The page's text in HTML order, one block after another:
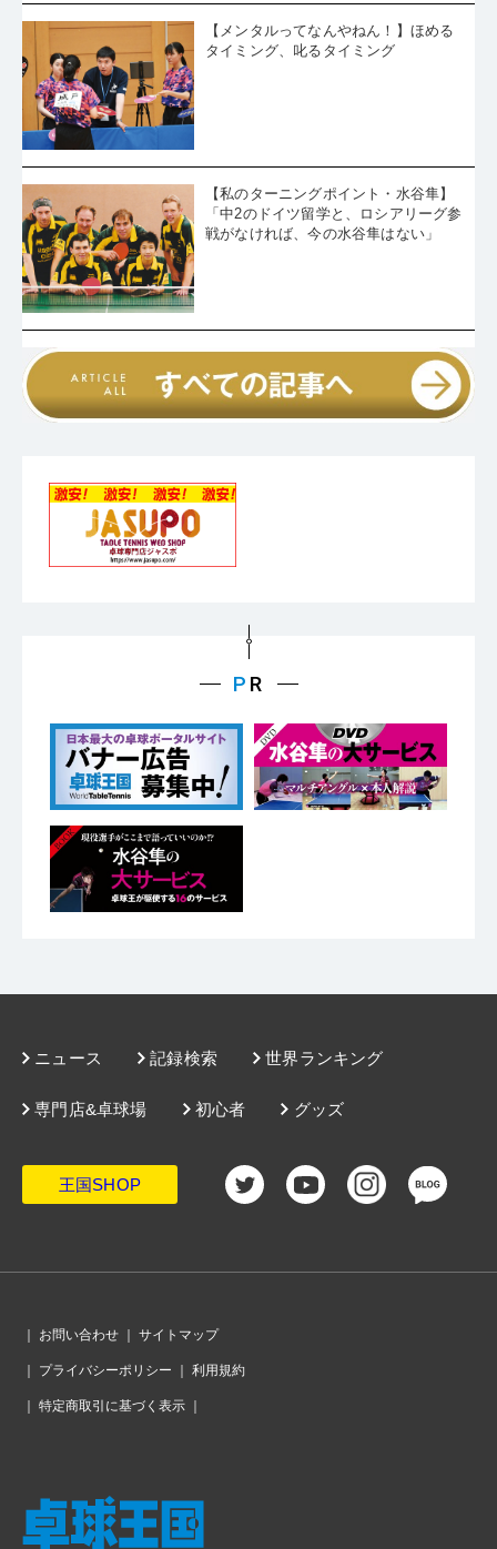
【メンタルってなんやねん！】ほめる
タイミング、叱るタイミング
【私のターニングポイント・水谷隼】
「中2のドイツ留学と、ロシアリーグ参
戦がなければ、今の水谷隼はない」
ニュース 記録検索 世界ランキング
グッズ
専門店&卓球場 初心者
王国SHOP
｜ お問い合わせ ｜ サイトマップ
｜ プライバシーポリシー ｜ 利用規約
｜ 特定商取引に基づく表示 ｜